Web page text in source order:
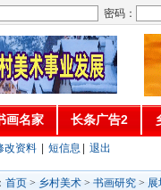
密码：
画名家 长条广告2
改资料 短信息 退出
首页 > 乡村美术 > 书画研究 > 展